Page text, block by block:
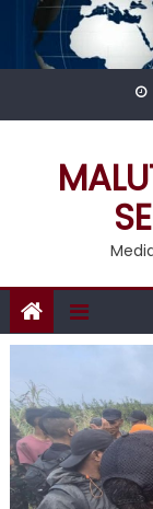
content